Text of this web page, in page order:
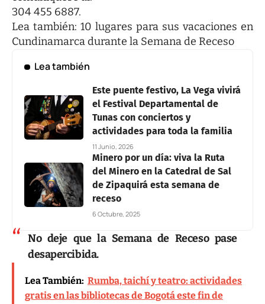
304 455 6887.
Lea también: 10 lugares para sus vacaciones en
Cundinamarca durante la Semana de Receso
Lea también
Este puente festivo, La Vega vivirá
el Festival Departamental de
Tunas con conciertos y
actividades para toda la familia
11 Junio, 2026
Minero por un día: viva la Ruta
del Minero en la Catedral de Sal
de Zipaquirá esta semana de
receso
6 Octubre, 2025
No deje que la Semana de Receso pase
desapercibida.
Lea También: Rumba, taichí y teatro: actividades
gratis en las bibliotecas de Bogotá este fin de